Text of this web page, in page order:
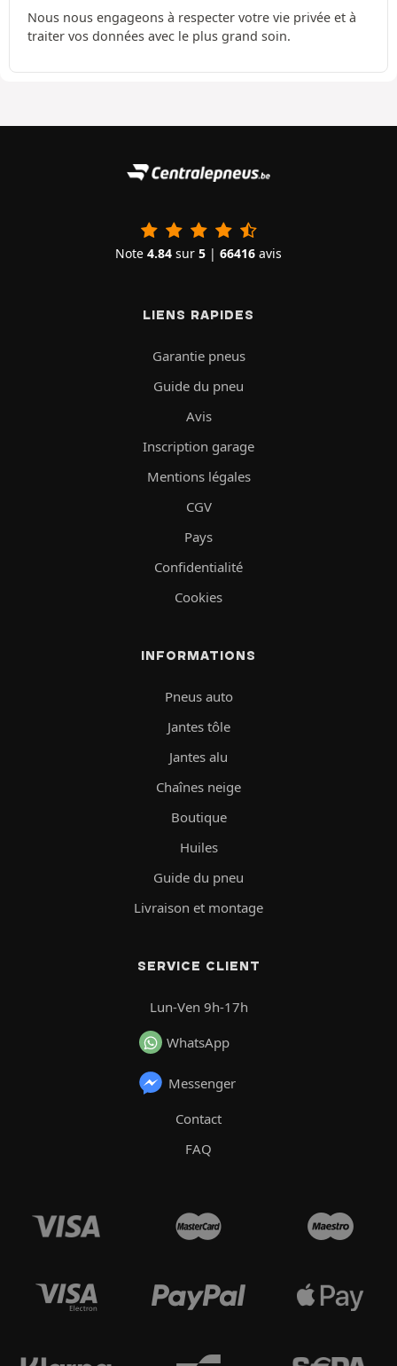
Nous nous engageons à respecter votre vie privée et à
traiter vos données avec le plus grand soin.
Note 4.84 sur 5 | 66416 avis
LIENS RAPIDES
Garantie pneus
Guide du pneu
Avis
Inscription garage
Mentions légales
CGV
Pays
Confidentialité
Cookies
INFORMATIONS
Pneus auto
Jantes tôle
Jantes alu
Chaînes neige
Boutique
Huiles
Guide du pneu
Livraison et montage
SERVICE CLIENT
Lun-Ven 9h-17h
WhatsApp
Messenger
Contact
FAQ